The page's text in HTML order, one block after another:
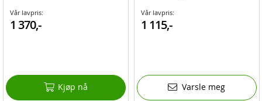
Vår lavpris:
1 370,-
Kjøp nå
Vår lavpris:
1 115,-
Varsle meg